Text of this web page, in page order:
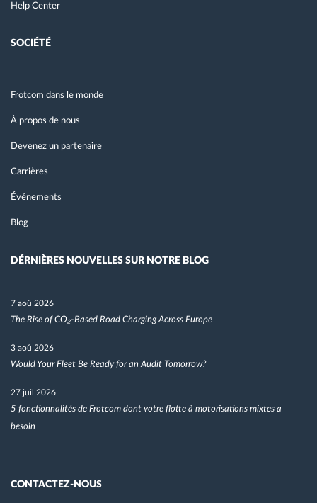
Help Center
SOCIÉTÉ
Frotcom dans le monde
À propos de nous
Devenez un partenaire
Carrières
Événements
Blog
DÉRNIÈRES NOUVELLES SUR NOTRE BLOG
7 aoû 2026
The Rise of CO₂-Based Road Charging Across Europe
3 aoû 2026
Would Your Fleet Be Ready for an Audit Tomorrow?
27 juil 2026
5 fonctionnalités de Frotcom dont votre flotte à motorisations mixtes a
besoin
CONTACTEZ-NOUS